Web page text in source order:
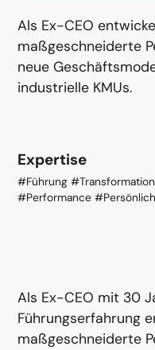
Als Ex-CEO
maßgeschneiderte
neue
industrielle KMUs.
Expertise
#Führung
#Performance
Als Ex-CEO mit 30
Führungserfahrung
maßgeschneiderte